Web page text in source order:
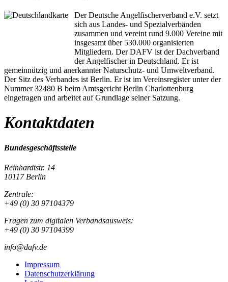
Der Deutsche Angelfischerverband e.V. setzt
sich aus Landes- und Spezialverbänden
zusammen und vereint rund 9.000 Vereine mit
insgesamt über 530.000 organisierten
Mitgliedern. Der DAFV ist der Dachverband
der Angelfischer in Deutschland. Er ist
gemeinnützig und anerkannter Naturschutz- und Umweltverband.
Der Sitz des Verbandes ist Berlin. Er ist im Vereinsregister unter der
Nummer 32480 B beim Amtsgericht Berlin Charlottenburg
eingetragen und arbeitet auf Grundlage seiner Satzung.
Kontaktdaten
Bundesgeschäftsstelle
Reinhardtstr. 14
10117 Berlin
Zentrale:
+49 (0) 30 97104379
Fragen zum digitalen Verbandsausweis:
+49 (0) 30 97104399
info@dafv.de
Impressum
Datenschutzerklärung